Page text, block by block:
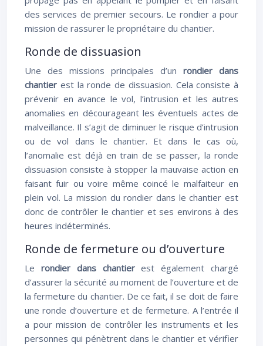
des services de premier secours. Le rondier a pour
mission de rassurer le propriétaire du chantier.
Ronde de dissuasion
Une des missions principales d’un rondier dans
chantier est la ronde de dissuasion. Cela consiste à
prévenir en avance le vol, l’intrusion et les autres
anomalies en décourageant les éventuels actes de
malveillance. Il s’agit de diminuer le risque d’intrusion
ou de vol dans le chantier. Et dans le cas où,
l’anomalie est déjà en train de se passer, la ronde
dissuasion consiste à stopper la mauvaise action en
faisant fuir ou voire même coincé le malfaiteur en
plein vol. La mission du rondier dans le chantier est
donc de contrôler le chantier et ses environs à des
heures indéterminés.
Ronde de fermeture ou d’ouverture
Le rondier dans chantierest également chargé
d’assurer la sécurité au moment de l’ouverture et de
la fermeture du chantier. De ce fait, il se doit de faire
une ronde d’ouverture et de fermeture. A l’entrée il
a pour mission de contrôler les instruments et les
personnes qui pénètrent dans le chantier et vérifier